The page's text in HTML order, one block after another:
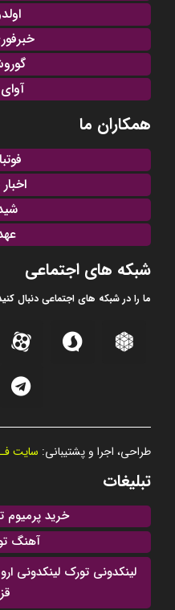
همکاران ما
شبکه های اجتماعی
ما را در شبکه های اجتماعی دنبال
طراحی، اجرا و پشتیبانی: سایت
تبلیغات
خرید پرمیوم
آهنگ
لینکدونی تورک لینکدونی